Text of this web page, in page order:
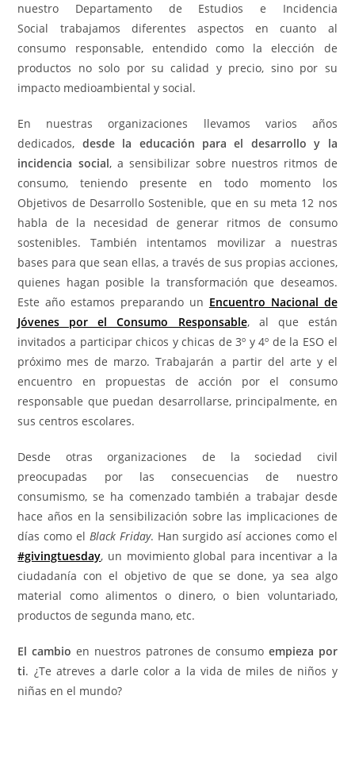
nuestro Departamento de Estudios e Incidencia
Social trabajamos diferentes aspectos en cuanto al
consumo responsable, entendido como la elección de
productos no solo por su calidad y precio, sino por su
impacto medioambiental y social.
En nuestras organizaciones llevamos varios años
dedicados, desde la educación para el desarrollo y la
incidencia social, a sensibilizar sobre nuestros ritmos de
consumo, teniendo presente en todo momento los
Objetivos de Desarrollo Sostenible, que en su meta 12 nos
habla de la necesidad de generar ritmos de consumo
sostenibles. También intentamos movilizar a nuestras
bases para que sean ellas, a través de sus propias acciones,
quienes hagan posible la transformación que deseamos.
Este año estamos preparando un Encuentro Nacional de
Jóvenes por el Consumo Responsable, al que están
invitados a participar chicos y chicas de 3º y 4º de la ESO el
próximo mes de marzo. Trabajarán a partir del arte y el
encuentro en propuestas de acción por el consumo
responsable que puedan desarrollarse, principalmente, en
sus centros escolares.
Desde otras organizaciones de la sociedad civil
preocupadas por las consecuencias de nuestro
consumismo, se ha comenzado también a trabajar desde
hace años en la sensibilización sobre las implicaciones de
días como el Black Friday. Han surgido así acciones como el
#givingtuesday, un movimiento global para incentivar a la
ciudadanía con el objetivo de que se done, ya sea algo
material como alimentos o dinero, o bien voluntariado,
productos de segunda mano, etc.
El cambio en nuestros patrones de consumo empieza por
ti. ¿Te atreves a darle color a la vida de miles de niños y
niñas en el mundo?